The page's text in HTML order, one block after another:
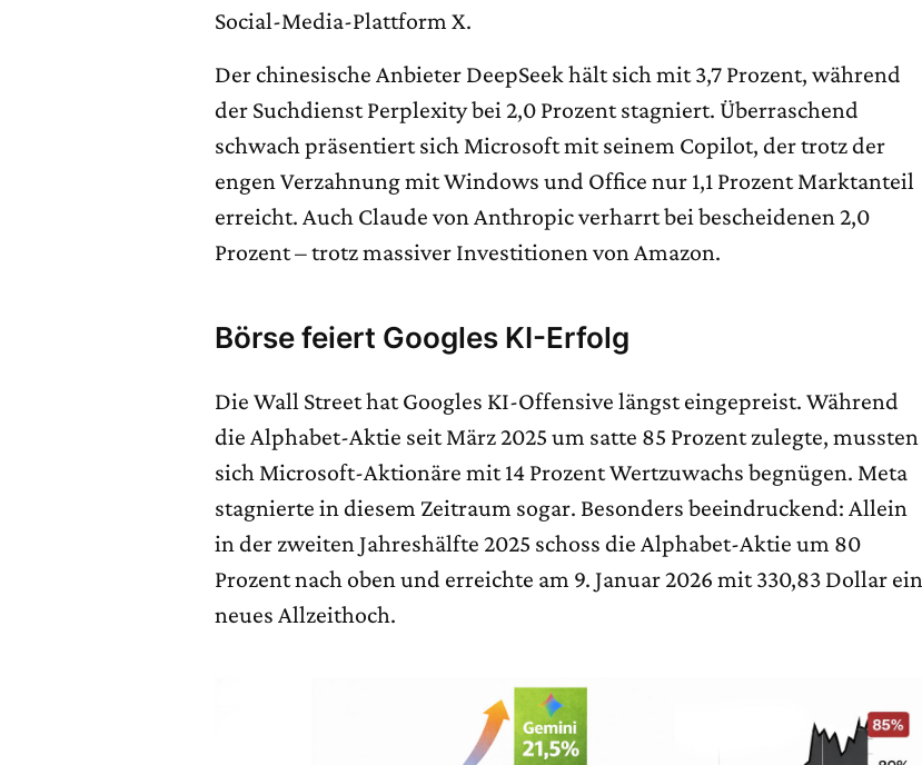
Social-Media-Plattform X.
Der chinesische Anbieter DeepSeek hält sich mit 3,7 Prozent, während
der Suchdienst Perplexity bei 2,0 Prozent stagniert. Überraschend
schwach präsentiert sich Microsoft mit seinem Copilot, der trotz der
engen Verzahnung mit Windows und Office nur 1,1 Prozent Marktanteil
erreicht. Auch Claude von Anthropic verharrt bei bescheidenen 2,0
Prozent – trotz massiver Investitionen von Amazon.
Börse feiert Googles KI-Erfolg
Die Wall Street hat Googles KI-Offensive längst eingepreist. Während
die Alphabet-Aktie seit März 2025 um satte 85 Prozent zulegte, mussten
sich Microsoft-Aktionäre mit 14 Prozent Wertzuwachs begnügen. Meta
stagnierte in diesem Zeitraum sogar. Besonders beeindruckend: Allein
in der zweiten Jahreshälfte 2025 schoss die Alphabet-Aktie um 80
Prozent nach oben und erreichte am 9. Januar 2026 mit 330,83 Dollar ein
neues Allzeithoch.